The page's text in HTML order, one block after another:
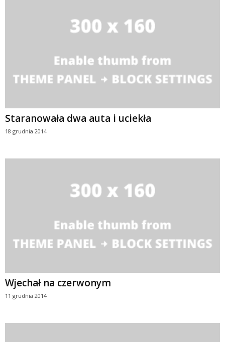
Staranowała dwa auta i uciekła
18 grudnia 2014
Wjechał na czerwonym
11 grudnia 2014